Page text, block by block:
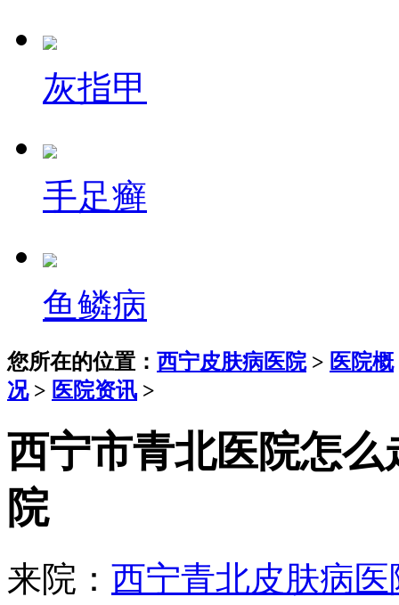
灰指甲
手足癣
鱼鳞病
您所在的位置： 西宁皮肤病医院> 医院概
况> 医院资讯 >
西宁市青北医院怎
院
来院： 西宁青北皮肤病医